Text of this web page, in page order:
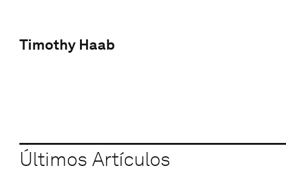
Timothy Haab
Últimos Artículos